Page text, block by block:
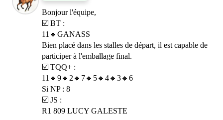
Bonjour l'équipe,
☑️ BT :
11🔹GANASS
Bien placé dans les stalles de départ, il est capable de
participer à l'emballage final.
☑️ TQQ+ :
11🔹9🔹2🔹7🔹5🔹4🔹3🔹6
Si NP : 8
☑️ JS :
R1 809 LUCY GALESTE